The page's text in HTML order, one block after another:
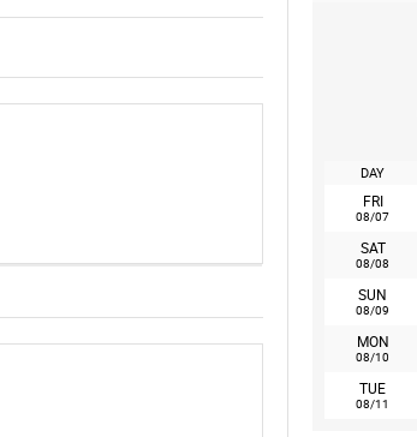
DAY
FRI
08/07
SAT
08/08
SUN
08/09
MON
08/10
TUE
08/11